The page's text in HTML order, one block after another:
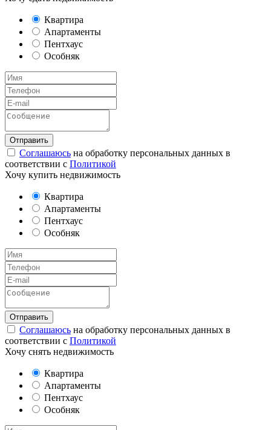
Квартира
Апартаменты
Пентхаус
Особняк
Соглашаюсь на обработку персональных данных в
соответствии с Политикой
Хочу купить недвижимость
Квартира
Апартаменты
Пентхаус
Особняк
Соглашаюсь на обработку персональных данных в
соответствии с Политикой
Хочу снять недвижимость
Квартира
Апартаменты
Пентхаус
Особняк